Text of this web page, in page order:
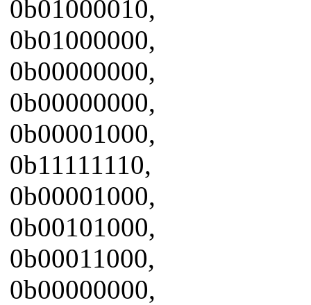
0b01000010,
0b01000000,
0b00000000,
0b00000000,
0b00001000,
0b11111110,
0b00001000,
0b00101000,
0b00011000,
0b00000000,